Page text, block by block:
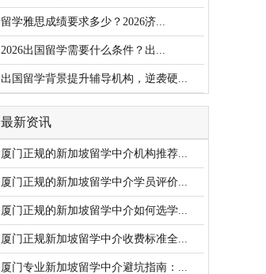
留学雅思成绩要求多少？2026济...
2026出国留学需要什么条件？出...
出国留学背景提升辅导机构，逆袭硬...
最新资讯
厦门正规的新加坡留学中介机构推荐...
厦门正规的新加坡留学中介学员评价...
厦门正规的新加坡留学中介如何选学...
厦门正规新加坡留学中介收费标准全...
厦门专业新加坡留学中介避坑指南：...